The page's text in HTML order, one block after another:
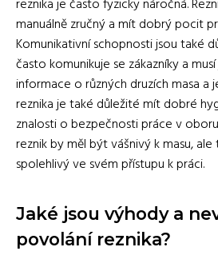
reznika je často fyzicky náročná.
manuálně zručný a mít dobrý pocit
Komunikativní schopnosti jsou také
často komunikuje se zákazníky a
informace o různých druzích masa a
reznika je také důležité mít dobré
znalosti o bezpečnosti práce v
reznik by měl být vášnivý k masu,
spolehlivý ve svém přístupu k práci.
Jaké jsou výhody a
povolání reznika?